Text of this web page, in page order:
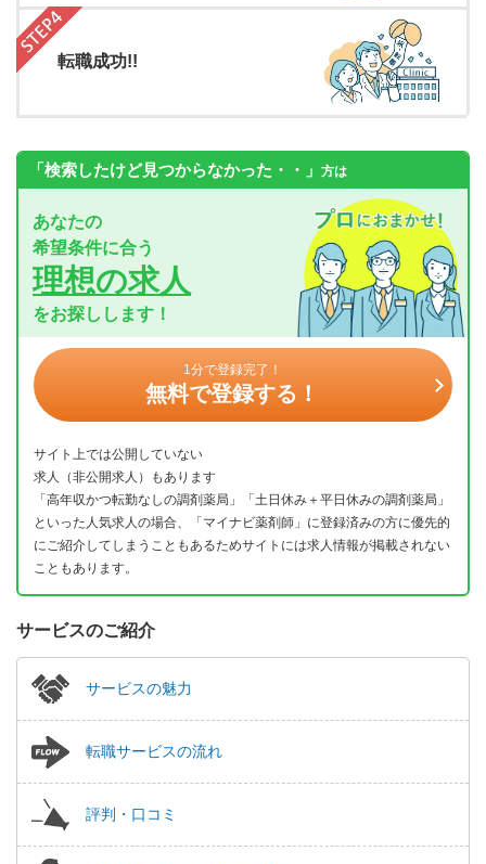
転職成功!!
「検索したけど見つからなかった・・」 方は
あなたの
希望条件に合う
理想の求人
をお探しします！
1分で登録完了！
無料で登録する！
サイト上では公開していない
求人（非公開求人）もあります
「高年収かつ転勤なしの調剤薬局」「土日休み＋平日休みの調剤薬局」
といった人気求人の場合、「マイナビ薬剤師」に登録済みの方に優先的
にご紹介してしまうこともあるためサイトには求人情報が掲載されない
こともあります。
サービスのご紹介
サービスの魅力
転職サービスの流れ
評判・口コミ